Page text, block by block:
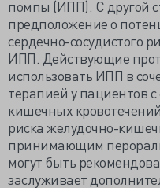
помпы (ИПП). С другой
предположение о
сердечно-сосудистого
ИПП. Действующие
использовать ИПП в
терапией у пациентов
кишечных
риска желудочно-
принимающим
могут быть
заслуживает